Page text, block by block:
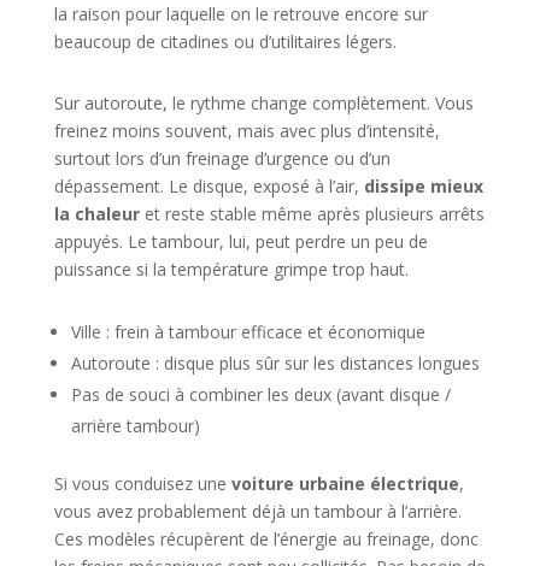
la raison pour laquelle on le retrouve encore sur
beaucoup de citadines ou d’utilitaires légers.
Sur autoroute, le rythme change complètement. Vous
freinez moins souvent, mais avec plus d’intensité,
surtout lors d’un freinage d’urgence ou d’un
dépassement. Le disque, exposé à l’air, dissipe mieux
la chaleuret reste stable même après plusieurs arrêts
appuyés. Le tambour, lui, peut perdre un peu de
puissance si la température grimpe trop haut.
Ville : frein à tambour efficace et économique
Autoroute : disque plus sûr sur les distances longues
Pas de souci à combiner les deux (avant disque /
arrière tambour)
Si vous conduisez une voiture urbaine électrique,
vous avez probablement déjà un tambour à l’arrière.
Ces modèles récupèrent de l’énergie au freinage, donc